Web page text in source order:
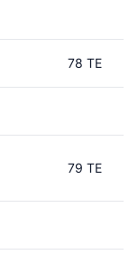
78 TE
79 TE